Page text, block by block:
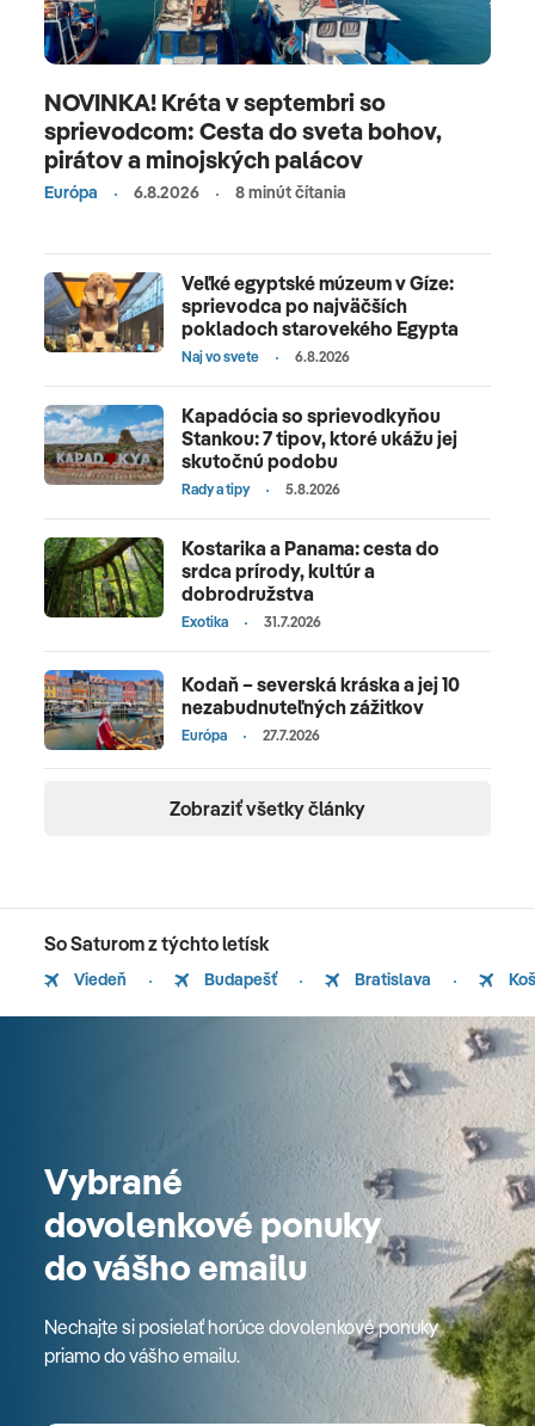
NOVINKA! Kréta v septembri so
sprievodcom: Cesta do sveta bohov,
pirátov a minojských palácov
Európa 6.8.2026 8 minút čítania
Veľké egyptské múzeum v Gíze:
sprievodca po najväčších
pokladoch starovekého Egypta
Naj vo svete 6.8.2026
Kapadócia so sprievodkyňou
Stankou: 7 tipov, ktoré ukážu jej
skutočnú podobu
Rady a tipy 5.8.2026
Kostarika a Panama: cesta do
srdca prírody, kultúr a
dobrodružstva
Exotika 31.7.2026
Kodaň – severská kráska a jej 10
nezabudnuteľných zážitkov
Európa 27.7.2026
Zobraziť všetky články
So Saturom z týchto letísk
Viedeň Budapešť Bratislava
Vybrané
dovolenkové ponuky
do vášho emailu
Nechajte si posielať horúce dovolenkové ponuky
priamo do vášho emailu.